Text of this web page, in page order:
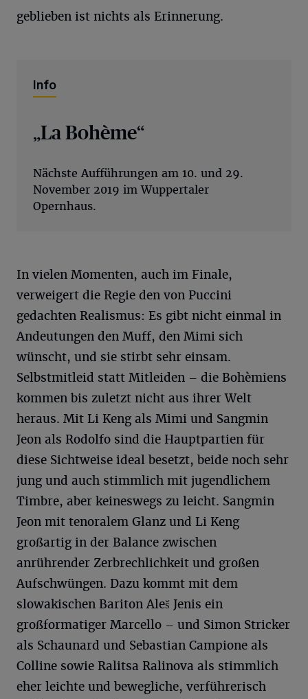
geblieben ist nichts als Erinnerung.
Info
„La Bohème“
Nächste Aufführungen am 10. und 29.
November 2019 im Wuppertaler
Opernhaus.
In vielen Momenten, auch im Finale,
verweigert die Regie den von Puccini
gedachten Realismus: Es gibt nicht einmal in
Andeutungen den Muff, den Mimi sich
wünscht, und sie stirbt sehr einsam.
Selbstmitleid statt Mitleiden – die Bohèmiens
kommen bis zuletzt nicht aus ihrer Welt
heraus. Mit Li Keng als Mimi und Sangmin
Jeon als Rodolfo sind die Hauptpartien für
diese Sichtweise ideal besetzt, beide noch sehr
jung und auch stimmlich mit jugendlichem
Timbre, aber keineswegs zu leicht. Sangmin
Jeon mit tenoralem Glanz und Li Keng
großartig in der Balance zwischen
anrührender Zerbrechlichkeit und großen
Aufschwüngen. Dazu kommt mit dem
slowakischen Bariton Aleš Jenis ein
großformatiger Marcello – und Simon Stricker
als Schaunard und Sebastian Campione als
Colline sowie Ralitsa Ralinova als stimmlich
eher leichte und bewegliche, verführerisch